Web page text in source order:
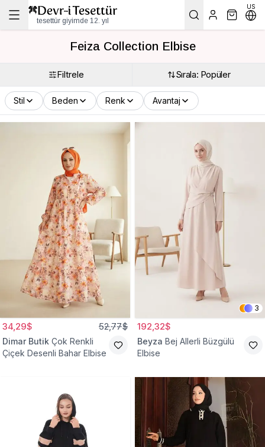
tesettür giyimde 12. yıl
US
Feiza Collection Elbise
Filtrele Sırala: Popüler
Stil Beden Renk Avantaj
34,29$ 52,77$
Dimar Butik Çok Renkli
Çiçek Desenli Bahar Elbise
3
192,32$
Beyza Bej Allerli Büzgülü
Elbise